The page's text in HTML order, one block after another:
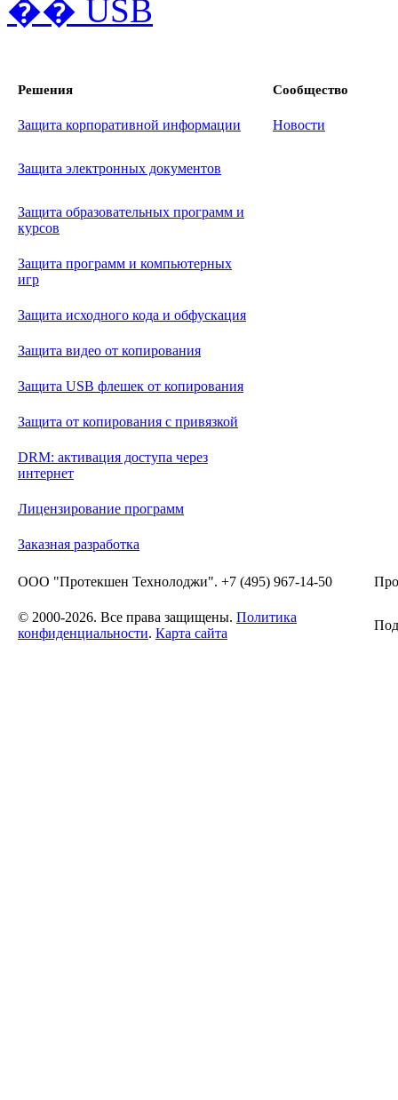
Решения Сообщество
Защита корпоративной информации Новости
Защита электронных документов
Защита образовательных программ и
курсов
Защита программ и компьютерных
игр
Защита исходного кода и обфускация
Защита видео от копирования
Защита USB флешек от копирования
Защита от копирования с привязкой
DRM: активация доступа через
интернет
Лицензирование программ
Заказная разработка
ООО "Протекшен Технолоджи". +7 (495) 967-14-50
© 2000-2026. Все права защищены. Политика
конфиденциальности. Карта сайта